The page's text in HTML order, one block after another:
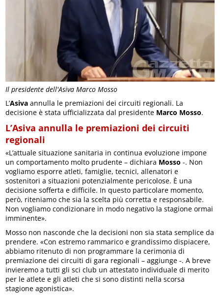
Il presidente dell'Asiva Marco Mosso
L’Asiva annulla le premiazioni dei circuiti regionali. La
decisione è stata ufficializzata dal presidente Marco Mosso.
L’Asiva annulla le premiazioni dei circuiti
regionali
«L’attuale situazione sanitaria in continua evoluzione impone
un comportamento molto prudente – dichiara Mosso -. Non
vogliamo esporre atleti, famiglie, tecnici, allenatori e
sostenitori a situazioni potenzialmente pericolose. È una
decisione sofferta e difficile. In questo particolare momento,
però, riteniamo che sia la scelta più corretta e responsabile.
Non vogliamo condizionare in modo negativo la stagione ormai
imminente».
Mosso non nasconde che la decisioni non sia stata semplice da
prendere. «Con estremo rammarico e grandissimo dispiacere,
abbiamo ritenuto di non programmare la cerimonia di
premiazione dei circuiti di gara regionali – aggiunge -. A breve
invieremo a tutti gli sci club un attestato individuale di merito
per le atlete e gli atleti che si sono distinti nella scorsa
stagione agonistica».